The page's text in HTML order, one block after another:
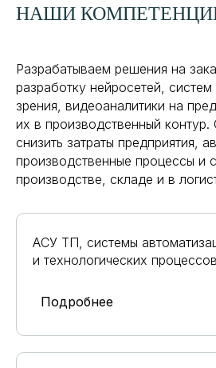
НАШИ
Разрабатываем решения на
разработку нейросетей,
зрения, видеоаналитики на
их в производственный
снизить затраты предприятия,
производственные процессы и
производстве, складе и в
АСУ ТП, системы
и технологических процессов
Подробнее